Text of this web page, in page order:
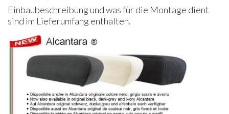
Einbaubeschreibung und was für die Montage dient
sind im Lieferumfang enthalten.